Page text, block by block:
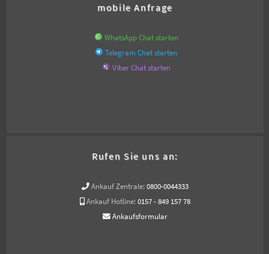
mobile Anfrage
WhatsApp Chat starten
Telegram Chat starten
Viber Chat starten
Rufen Sie uns an:
Ankauf Zentrale: 0800-0044333
Ankauf Hotline: 0157 - 849 157 78
Ankaufsformular